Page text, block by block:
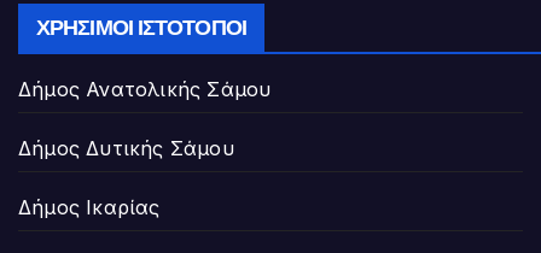
ΧΡΉΣΙΜΟΙ ΙΣΤΌΤΟΠΟΙ
Δήμος Ανατολικής Σάμου
Δήμος Δυτικής Σάμου
Δήμος Ικαρίας